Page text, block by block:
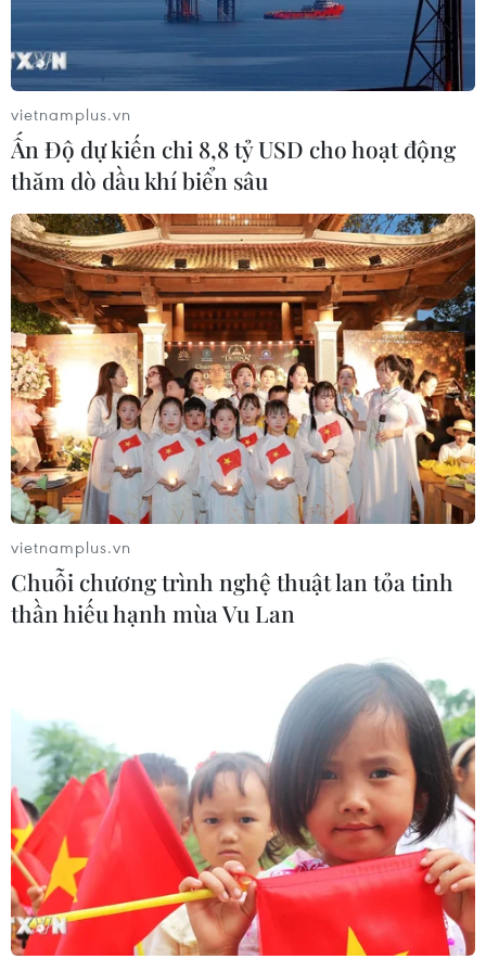
Ford đầu tư hơn 300 triệu USD sản xuất
phụ tùng xe điện tại Anh
18/10/2021 23:00
Nhà máy Halewood của Ford sẽ sản xuất khoảng
250.000 bộ nguồn từ giữa năm 2024 và đây sẽ là cơ sở
sản xuất phụ tùng xe điện phục vụ nội bộ đầu tiên của
Ford tại châu Âu.
Nhiều quốc gia chỉ trích đề xuất ưu đãi
thuế cho xe điện của Mỹ
31/10/2021 10:35
vietnamplus.vn
Ấn Độ dự kiến chi 8,8 tỷ USD cho hoạt động
thăm dò dầu khí biển sâu
vietnamplus.vn
Chuỗi chương trình nghệ thuật lan tỏa tinh
thần hiếu hạnh mùa Vu Lan